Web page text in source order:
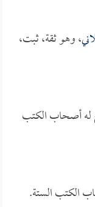
، وهو ثقة، ثبت،
له أصحاب الكتب
الكتب الستة.